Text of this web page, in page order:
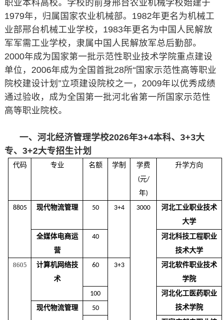
职业本科高校。学校的前身邢台农业机械学校始建于
1979年，归属国家农业机械部。1982年更名为机械工
业部邢台机械工业学校，1983年更名为中国人民解放
军军需工业学校，隶属中国人民解放军总后勤部。
2000年成为国家第一批示范性职业技术学院重点建设
单位，2006年成为全国首批28所“国家示范性高等职业
院校建设计划”立项建设院校之一，2009年以优秀成绩
通过验收，成为全国第一批河北省第一所国家示范性
高等职业院校。
一、河北经济管理学校2026年3+4本科、3+3大
专、3+2大专招生计划
代码 专业 名额 学制
学费
(元/
年)
升学方向
8805 现代物流管理 50 3+4 3000
河北工业职业技术
大学
全媒体电商运
营
40
河北科技工程职业
技术大学
8605
计算机网络技
术
60 3+3
河北软件职业技术
学院
100
河北化工医药职业
技术学院
现代物流管理
50